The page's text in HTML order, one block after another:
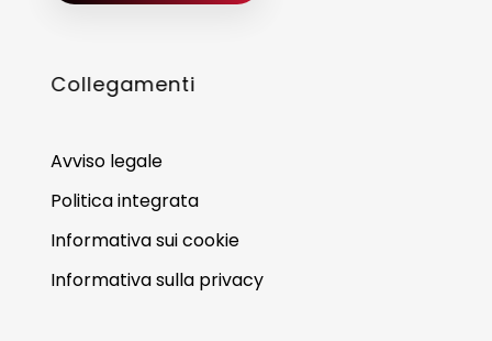
Collegamenti
Avviso legale
Politica integrata
Informativa sui cookie
Informativa sulla privacy